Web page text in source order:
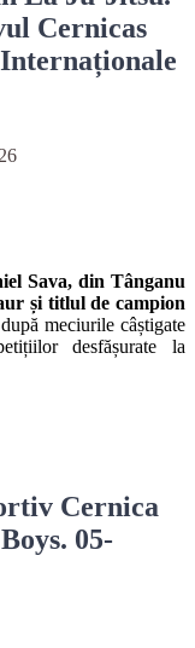
Cernicas
Sava, din Tânganu
și titlul de campion
meciurile câștigate
desfășurate la
Cernica
05-